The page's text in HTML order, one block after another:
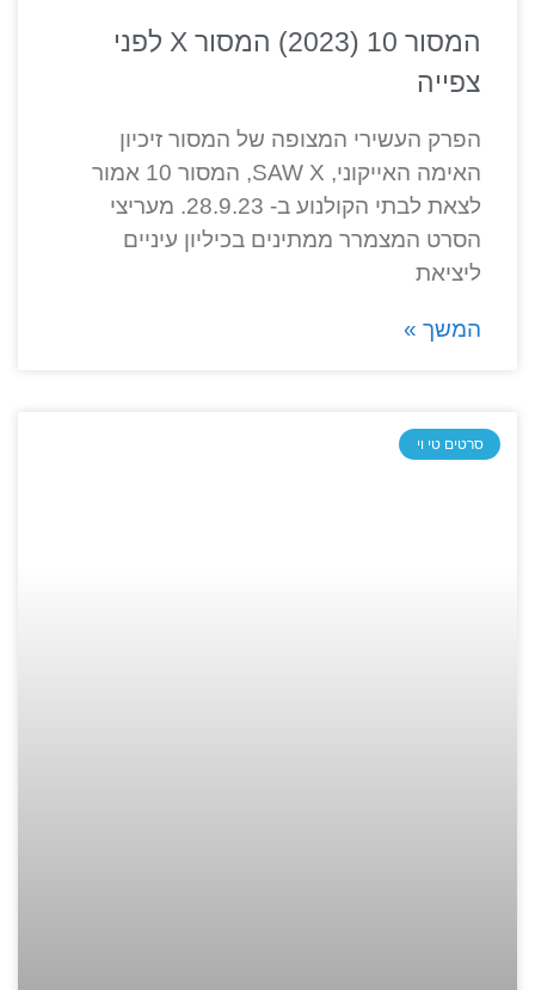
המסור 10 (2023) המסור X לפני
צפייה
הפרק העשירי המצופה של המסור זיכיון
האימה האייקוני, SAW X, המסור 10 אמור
לצאת לבתי הקולנוע ב- 28.9.23. מעריצי
הסרט המצמרר ממתינים בכיליון עיניים
ליציאת
המשך »
סרטים טי וי